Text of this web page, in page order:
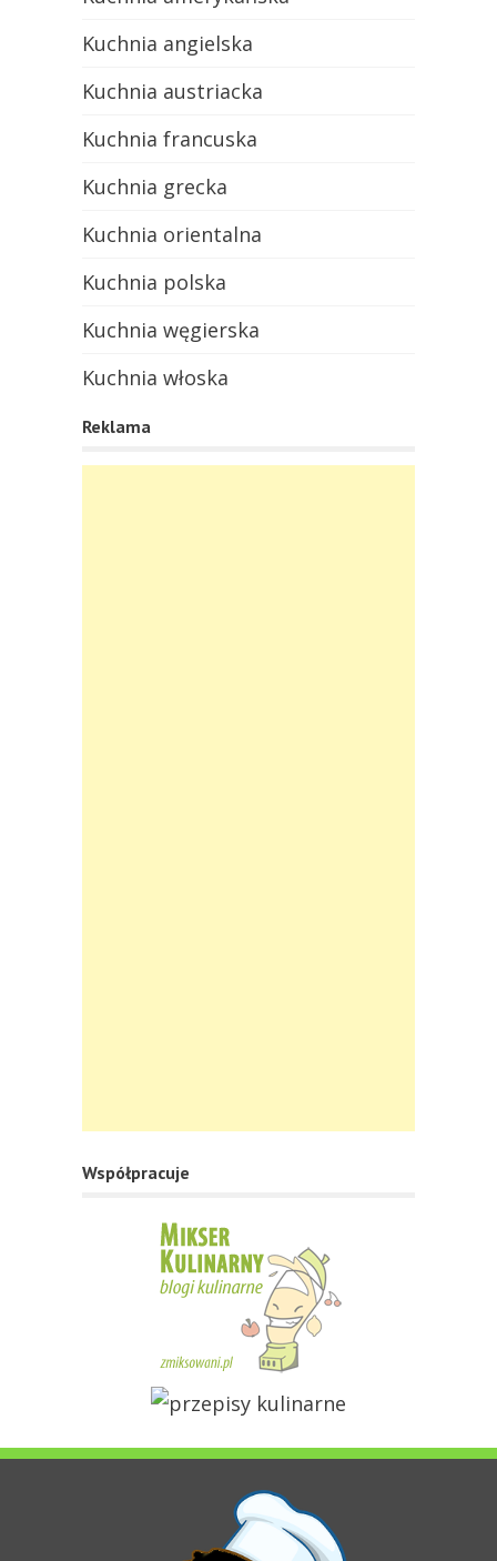
Kuchnia angielska
Kuchnia austriacka
Kuchnia francuska
Kuchnia grecka
Kuchnia orientalna
Kuchnia polska
Kuchnia węgierska
Kuchnia włoska
Reklama
Współpracuje